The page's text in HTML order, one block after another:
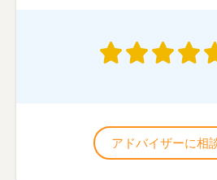
アドバイザーに相